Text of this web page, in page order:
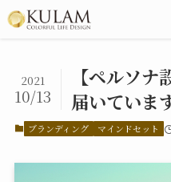
【ペルソ
届いていま
2021
10/13
ブランディング マインドセット